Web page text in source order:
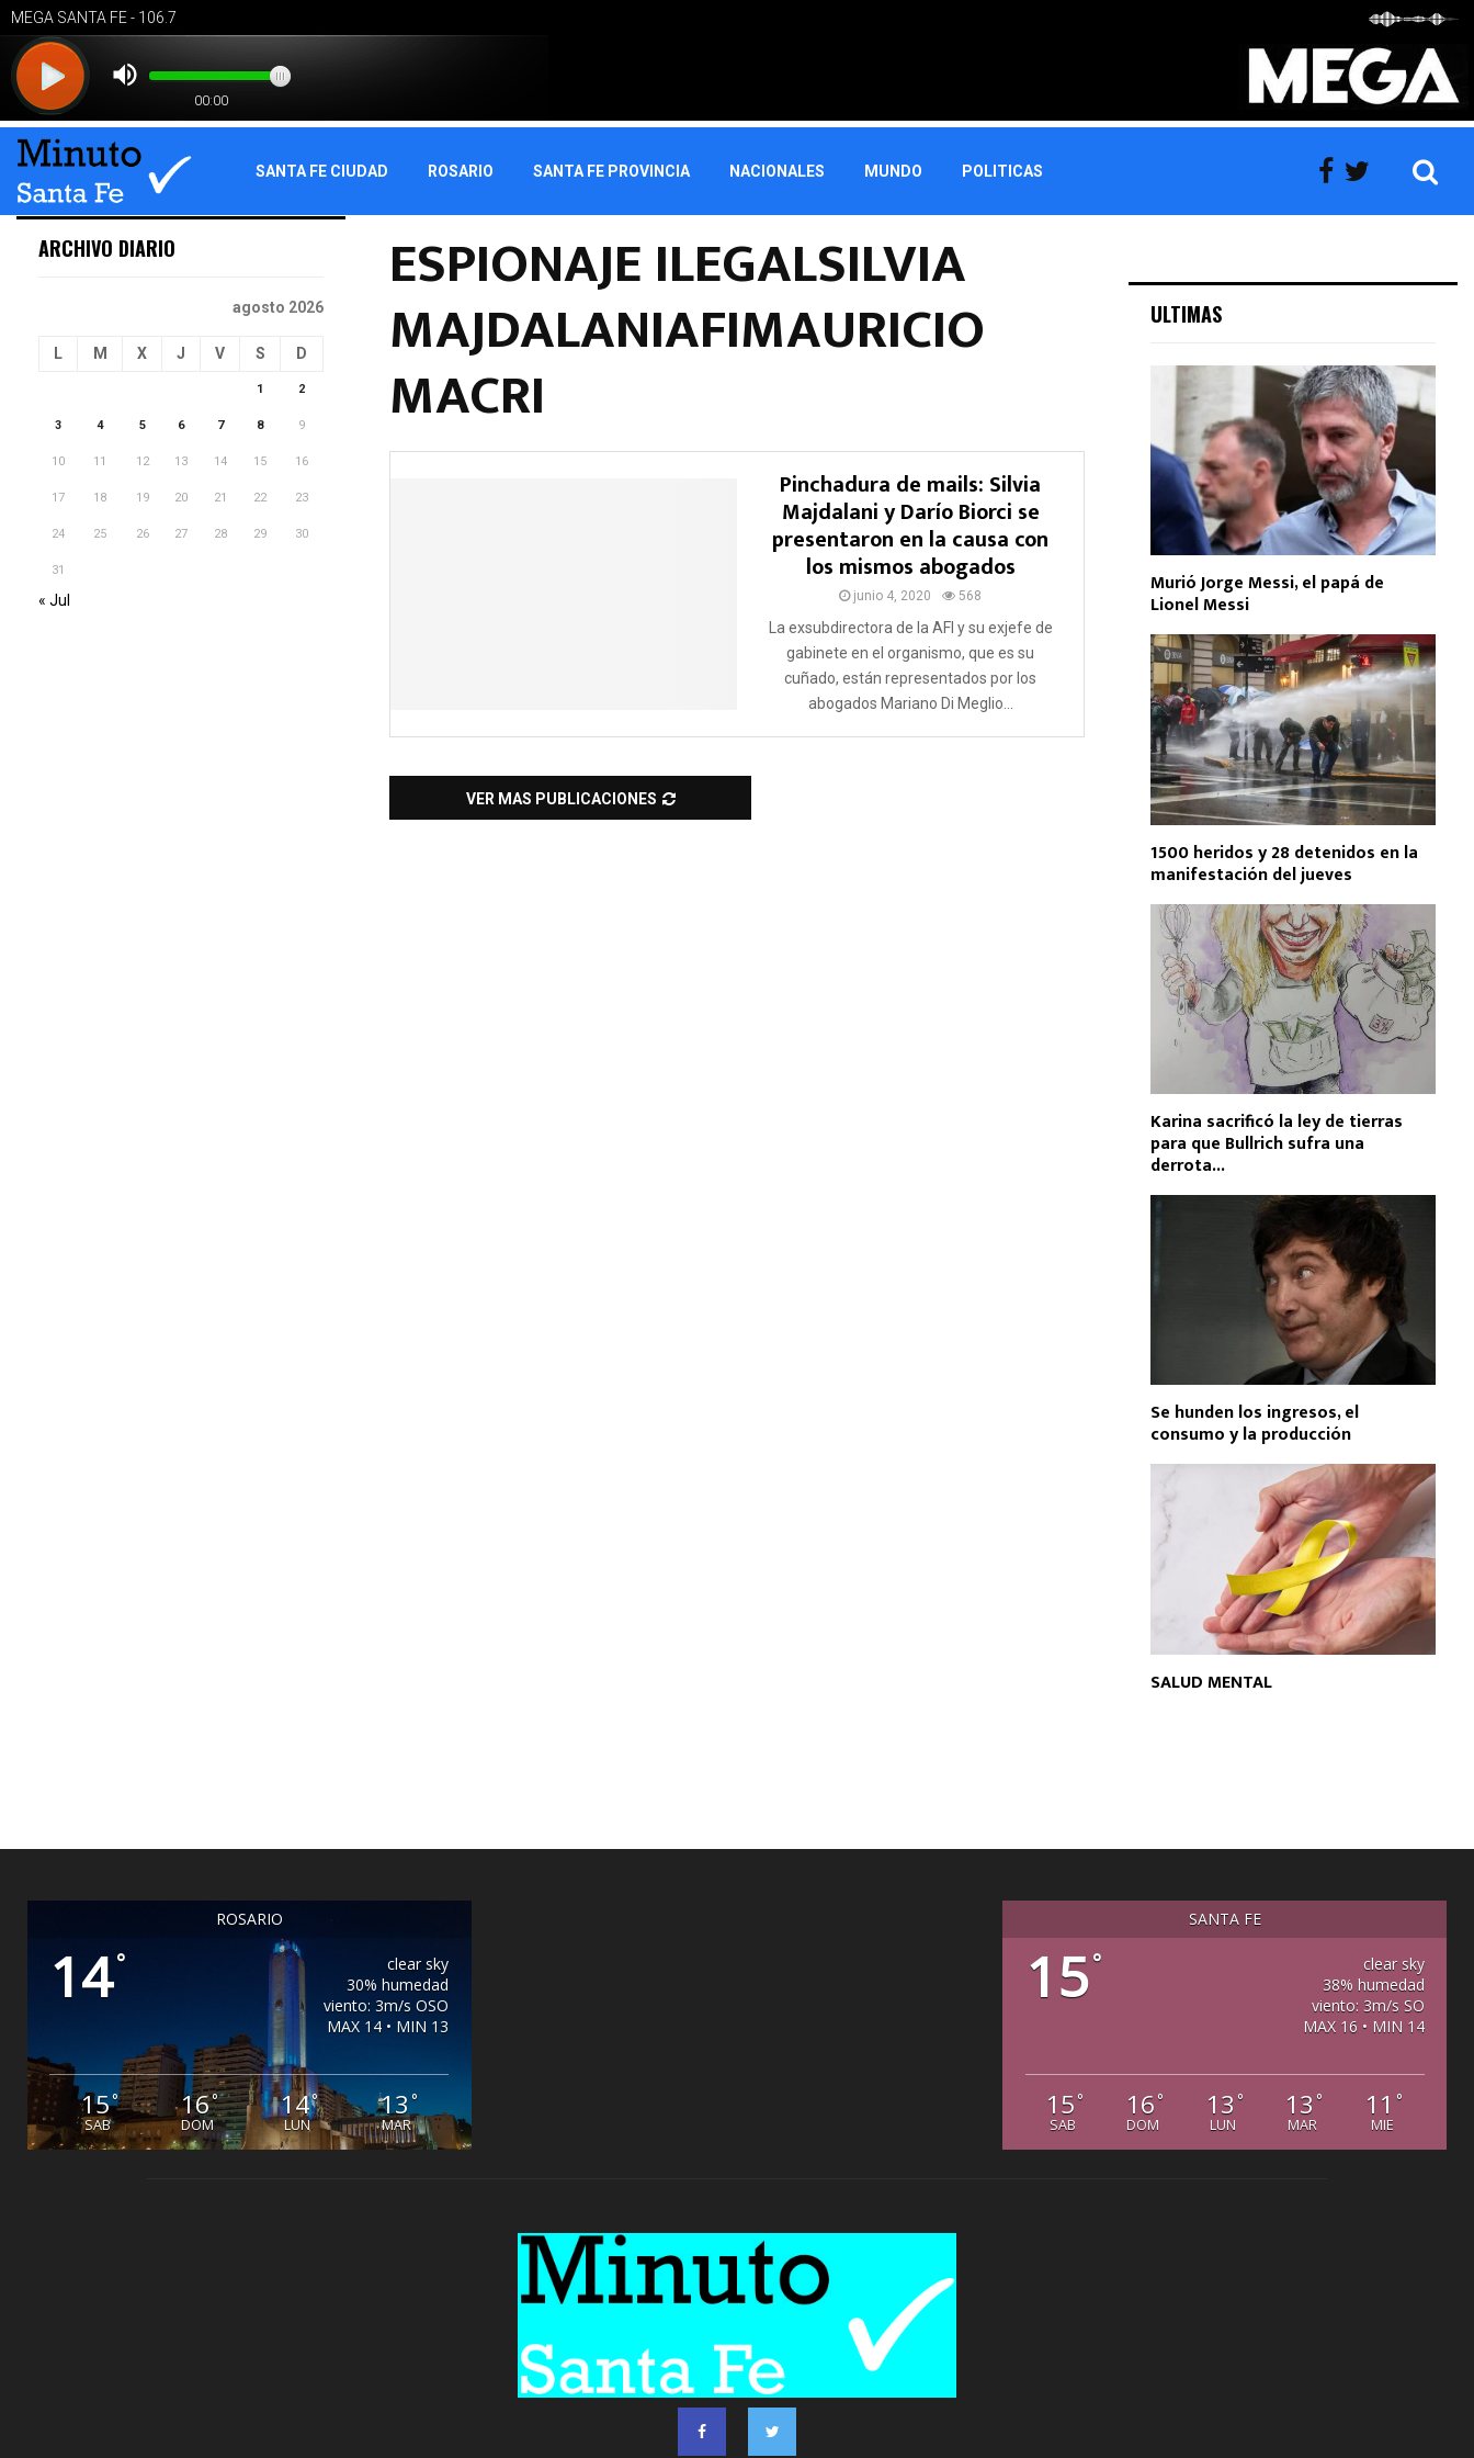
SANTA FE CIUDAD ROSARIO SANTA FE PROVINCIA NACIONALES MUNDO POLITICAS
ESPIONAJE ILEGALSILVIA
MAJDALANIAFIMAURICIO
MACRI
Pinchadura de mails: Silvia
Majdalani y Darío Biorci se
presentaron en la causa con
los mismos abogados
junio 4, 2020 568
La exsubdirectora de la AFI y su exjefe de
gabinete en el organismo, que es su
cuñado, están representados por los
abogados Mariano Di Meglio...
VER MAS PUBLICACIONES
ARCHIVO DIARIO
agosto 2026
L M X J V S D
1 2
3 4 5 6 7 8 9
10 11 12 13 14 15 16
17 18 19 20 21 22 23
24 25 26 27 28 29 30
31
« Jul
ULTIMAS
Murió Jorge Messi, el papá de
Lionel Messi
1500 heridos y 28 detenidos en la
manifestación del jueves
Karina sacrificó la ley de tierras
para que Bullrich sufra una
derrota...
Se hunden los ingresos, el
consumo y la producción
SALUD MENTAL
ROSARIO
14°
clear sky
30% humedad
viento: 3m/s OSO
MAX 14 • MIN 13
15°
SAB
16°
DOM
14°
LUN
13 °
MAR
SANTA FE
15°
clear sky
38% humedad
viento: 3m/s SO
MAX 16 • MIN 14
15°
SAB
16°
DOM
13 °
LUN
13 °
MAR
11 °
MIE